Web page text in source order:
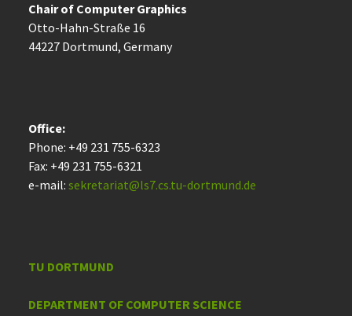
Chair of Computer Graphics
Otto-Hahn-Straße 16
44227 Dort­mund, Germany
Office:
Phone: +49 231 755-6323
Fax: +49 231 755-6321
e-mail: sekretariat@ls7.cs.tu-dortmund.de
TU DORTMUND
DEPARTMENT OF COMPUTER SCIENCE